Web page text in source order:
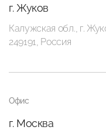
г. Жуков
Калужская обл., г.
249191, Россия
Офис
г. Москва